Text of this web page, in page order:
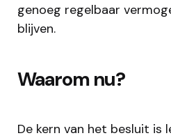
genoeg regelbaar
blijven.
Waarom nu?
De kern van het besluit is